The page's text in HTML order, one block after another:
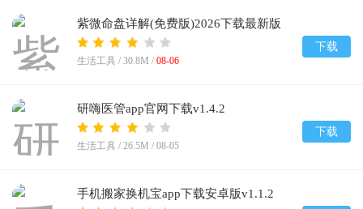
紫微命盘详解(免费版)2026下载最新版
v1.1
生活工具 / 30.8M / 08-06
下载
研嗨医管app官网下载v1.4.2
生活工具 / 26.5M / 08-05
下载
手机搬家换机宝app下载安卓版v1.1.2